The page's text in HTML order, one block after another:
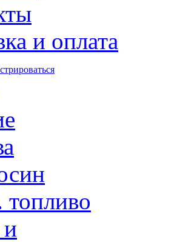
и оплата
топливо